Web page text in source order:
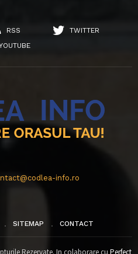
RSS
TWITTER
info.ro
SITEMAP CONTACT